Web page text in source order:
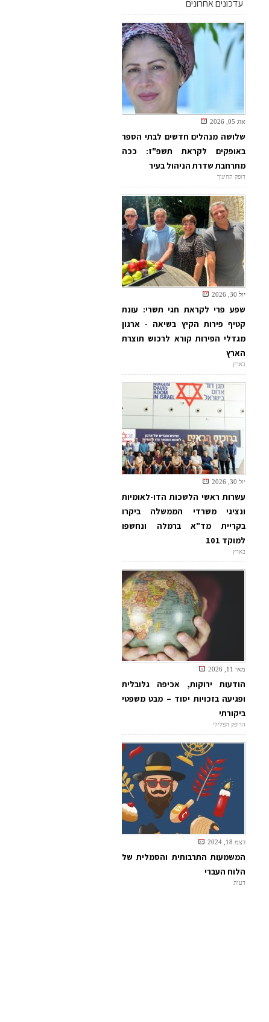
עדכונים אחרונים
אוג 05, 2026
שלושה מנהלים חדשים לבתי הספר
באופקים לקראת תשפ"ז: ככה
מתרחבת שדרת הניהול בעיר
דופק החינוך
יול 30, 2026
שפע פרי לקראת חגי תשרי: עונת
קטיף פירות הקיץ בשיאה - ארגון
מגדלי הפירות קורא לרכוש תוצרת
הארץ
בארץ
יול 30, 2026
עשרות ראשי הלשכות הדו-לאומיות
ונציגי משרדי הממשלה ביקרו
בקריית מד"א ברמלה ונחשפו
למוקד 101
בארץ
מאי 11, 2026
הודעות ירוקות, אכיפה גלובלית
ופגיעה בזכויות יסוד – מבט משפטי
ביקורתי
הדופק הפלילי
דצמ 18, 2024
המשמעות התרבותית והסמלית של
הלוח העברי
דעות